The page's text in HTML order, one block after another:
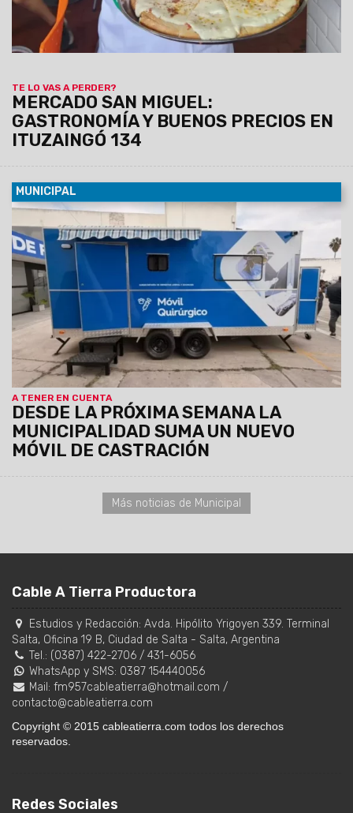
TE LO VAS A PERDER?
MERCADO SAN MIGUEL:
GASTRONOMÍA Y BUENOS PRECIOS EN
ITUZAINGÓ 134
MUNICIPAL
A TENER EN CUENTA
DESDE LA PRÓXIMA SEMANA LA
MUNICIPALIDAD SUMA UN NUEVO
MÓVIL DE CASTRACIÓN
08/08/2026 La unidad, equipada con dos camillas, será
instalada de manera fija del lunes 10 al viernes 14 de agosto
en el SUM del barrio Sanidad, donde atenderá de 8.30 a 13 hs.
Los turnos se entregarán previamente vía Whatsapp
comunicándose al: 3872102659 y 3874861402
Más noticias de Municipal
Cable A Tierra Productora
Estudios y Redacción: Avda. Hipólito Yrigoyen 339. Terminal
Salta, Oficina 19 B, Ciudad de Salta - Salta, Argentina
Tel.: (0387) 422-2706 / 431-6056
WhatsApp y SMS: 0387 154440056
Mail: fm957cableatierra@hotmail.com /
contacto@cableatierra.com
Copyright © 2015 cableatierra.com todos los derechos
reservados.
Redes Sociales